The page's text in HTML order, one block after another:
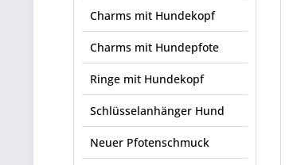
Charms mit Hundekopf
Charms mit Hundepfote
Ringe mit Hundekopf
Schlüsselanhänger Hund
Neuer Pfotenschmuck